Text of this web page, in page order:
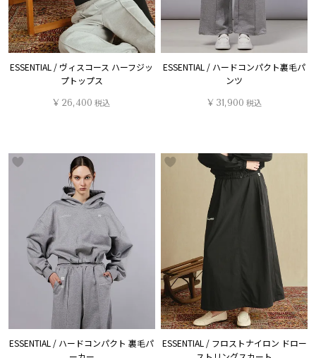
ESSENTIAL / ヴィスコース ハーフジッ
プトップス
¥ 26,400 税込
ESSENTIAL / ハードコンパクト裏毛パ
ンツ
¥ 31,900 税込
ESSENTIAL / ハードコンパクト 裏毛パ
ESSENTIAL / フロストナイロン ドロー